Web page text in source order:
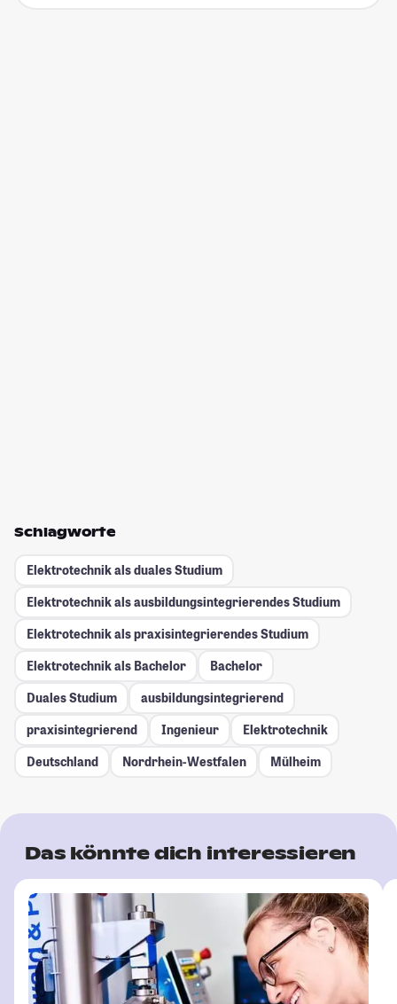
Schlagworte
Elektrotechnik als duales Studium
Elektrotechnik als ausbildungsintegrierendes Studium
Elektrotechnik als praxisintegrierendes Studium
Elektrotechnik als Bachelor
Bachelor
Duales Studium
ausbildungsintegrierend
praxisintegrierend
Ingenieur
Elektrotechnik
Deutschland
Nordrhein-Westfalen Mülheim
Das könnte dich interessieren